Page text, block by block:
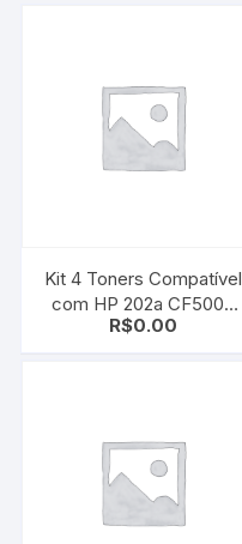
Kit 4 Toners Compatível
com HP 202a CF500a
R$0.00